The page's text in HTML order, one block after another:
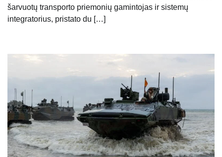
šarvuotų transporto priemonių gamintojas ir sistemų
integratorius, pristato du […]